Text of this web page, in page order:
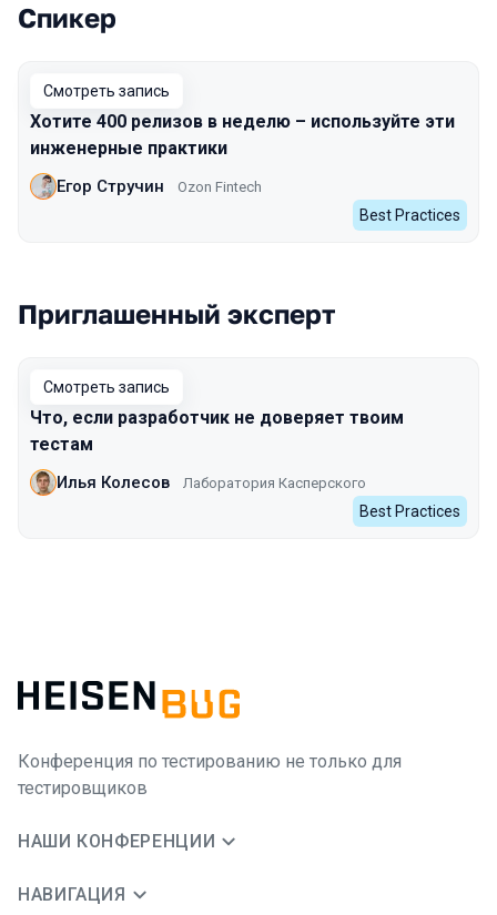
Выступления в сезоне 2023 Autumn
Спикер
Смотреть запись
Хотите 400 релизов в неделю – используйте эти
инженерные практики
Егор Стручин Ozon Fintech
Best Practices
Приглашенный эксперт
Смотреть запись
Что, если разработчик не доверяет твоим
тестам
Илья Колесов Лаборатория Касперского
Best Practices
Конференция по тестированию не только для
тестировщиков
НАШИ КОНФЕРЕНЦИИ
НАВИГАЦИЯ